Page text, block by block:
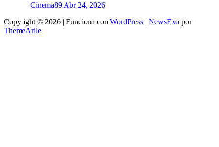
Cinema89 Abr 24, 2026
Copyright © 2026 | Funciona con WordPress | NewsExo por
ThemeArile